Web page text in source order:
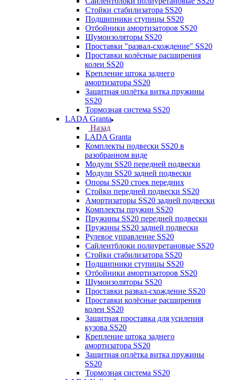
Стойки стабилизатора SS20
Подшипники ступицы SS20
Отбойники амортизаторов SS20
Шумоизоляторы SS20
Проставки "развал-схождение" SS20
Проставки колёсные расширения
колеи SS20
Крепление штока заднего
амортизатора SS20
Защитная оплётка витка пружины
SS20
Тормозная система SS20
LADA Granta
Назад
LADA Granta
Комплекты подвески SS20 в
разобранном виде
Модули SS20 передней подвески
Модули SS20 задней подвески
Опоры SS20 стоек передних
Стойки передней подвески SS20
Амортизаторы SS20 задней подвески
Комплекты пружин SS20
Пружины SS20 передней подвески
Пружины SS20 задней подвески
Рулевое управление SS20
Сайлентблоки полиуретановые SS20
Стойки стабилизатора SS20
Подшипники ступицы SS20
Отбойники амортизаторов SS20
Шумоизоляторы SS20
Проставки развал-схождение SS20
Проставки колёсные расширения
колеи SS20
Защитная проставка для усиления
кузова SS20
Крепление штока заднего
амортизатора SS20
Защитная оплётка витка пружины
SS20
Тормозная система SS20